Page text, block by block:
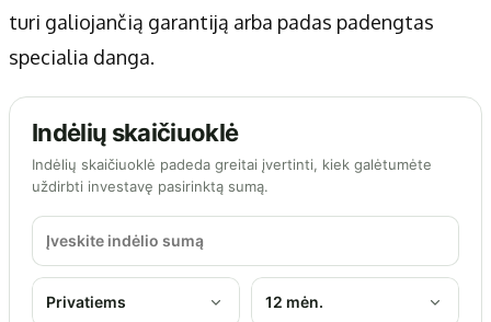
turi galiojančią garantiją arba padas padengtas
specialia danga.